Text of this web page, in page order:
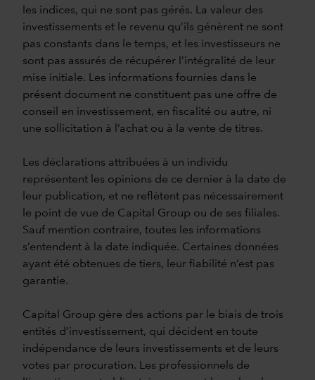
les indices, qui ne sont pas gérés. La valeur des
investissements et le revenu qu’ils génèrent ne sont
pas constants dans le temps, et les investisseurs ne
sont pas assurés de récupérer l’intégralité de leur
mise initiale. Les informations fournies dans le
présent document ne constituent pas une offre de
conseil en investissement, en fiscalité ou autre, ni
une sollicitation à l’achat ou à la vente de titres.
Les déclarations attribuées à un individu
représentent les opinions de ce dernier à la date de
leur publication, et ne reflètent pas nécessairement
le point de vue de Capital Group ou de ses filiales.
Sauf mention contraire, toutes les informations
s’entendent à la date indiquée. Certaines données
ayant été obtenues de tiers, leur fiabilité n’est pas
garantie.
Capital Group gère des actions par le biais de trois
entités d’investissement, qui décident en toute
indépendance de leurs investissements et de leurs
votes par procuration. Les professionnels de